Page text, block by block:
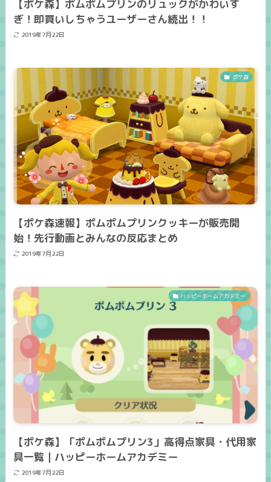
【ポケ森】ポムポムプリンのリュックがかわいす
ぎ！即買いしちゃうユーザーさん続出！！
2019年7月22日
ポケ森
【ポケ森速報】ポムポムプリンクッキーが販売開
始！先行動画とみんなの反応まとめ
2019年7月22日
ハッピーホームアカデミー
【ポケ森】「ポムポムプリン3」高得点家具・代用家
具一覧｜ハッピーホームアカデミー
2019年7月22日